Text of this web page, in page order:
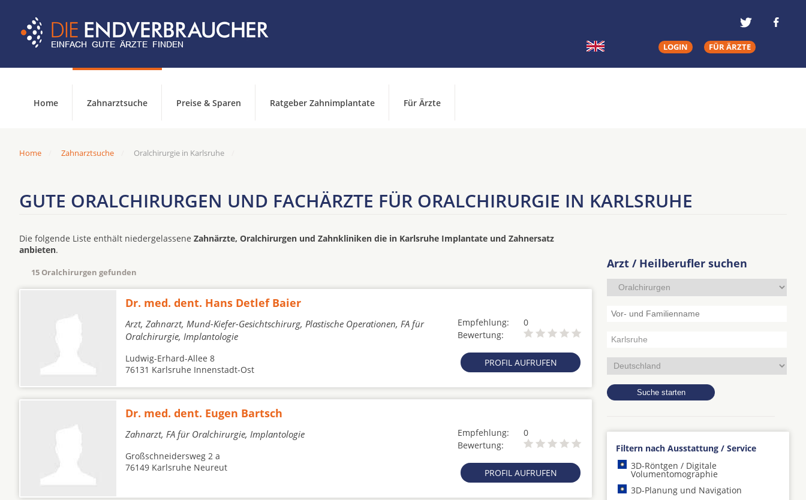
LOGIN FÜR ÄRZTE
Home Zahnarztsuche Preise & Sparen Ratgeber Zahnimplantate Für Ärzte
Home Zahnarztsuche Oralchirurgie in Karlsruhe
GUTE ORALCHIRURGEN UND FACHÄRZTE FÜR ORALCHIRURGIE IN KARLSRUHE
Die folgende Liste enthält niedergelassene Zahnärzte, Oralchirurgen und Zahnkliniken die in Karlsruhe Implantate und Zahnersatz
anbieten.
15 Oralchirurgen gefunden
Dr. med. dent. Hans Detlef Baier
Arzt, Zahnarzt, Mund-Kiefer-Gesichtschirurg, Plastische Operationen, FA für
Oralchirurgie, Implantologie
Empfehlung:
0
Bewertung:
PROFIL AUFRUFEN
Ludwig-Erhard-Allee 8
76131 Karlsruhe Innenstadt-Ost
Dr. med. dent. Eugen Bartsch
Zahnarzt, FA für Oralchirurgie, Implantologie Empfehlung:
0
Bewertung:
PROFIL AUFRUFEN
Großschneidersweg 2 a
76149 Karlsruhe Neureut
Arzt / Heilberufler suchen
Filtern nach Ausstattung / Service
3D-Röntgen / Digitale
Volumentomographie
3D-Planung und Navigation